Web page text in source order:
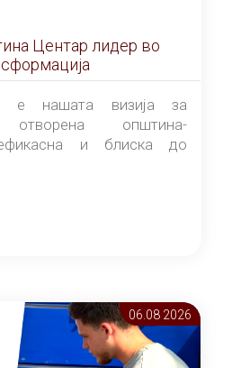
Центар лидер во
е нашата визија за
општина-
ефикасна и блиска до
06.08 2026